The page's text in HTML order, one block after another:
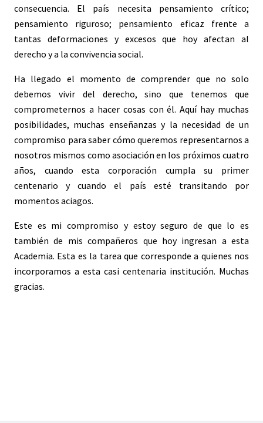
consecuencia. El país necesita pensamiento crítico;
pensamiento riguroso; pensamiento eficaz frente a
tantas deformaciones y excesos que hoy afectan al
derecho y a la convivencia social.
Ha llegado el momento de comprender que no solo
debemos vivir del derecho, sino que tenemos que
comprometernos a hacer cosas con él. Aquí hay muchas
posibilidades, muchas enseñanzas y la necesidad de un
compromiso para saber cómo queremos representarnos a
nosotros mismos como asociación en los próximos cuatro
años, cuando esta corporación cumpla su primer
centenario y cuando el país esté transitando por
momentos aciagos.
Este es mi compromiso y estoy seguro de que lo es
también de mis compañeros que hoy ingresan a esta
Academia. Esta es la tarea que corresponde a quienes nos
incorporamos a esta casi centenaria institución. Muchas
gracias.